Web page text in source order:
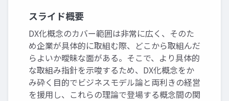
スライド概要
DX化概念のカバー範囲は非常に広く、そのた
め企業が具体的に取組む際、どこから取組んだ
らよいか曖昧な面がある。そこで、より具体的
な取組み指針を示唆するため、DX化概念をか
み砕く目的でビジネスモデル論と両利きの経営
を援用し、これらの理論で登場する概念間の関